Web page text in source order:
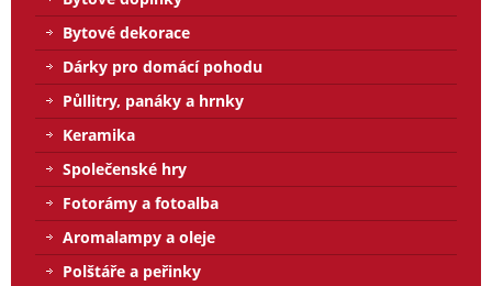
Bytové dekorace
Dárky pro domácí pohodu
Půllitry, panáky a hrnky
Keramika
Společenské hry
Fotorámy a fotoalba
Aromalampy a oleje
Polštáře a peřinky